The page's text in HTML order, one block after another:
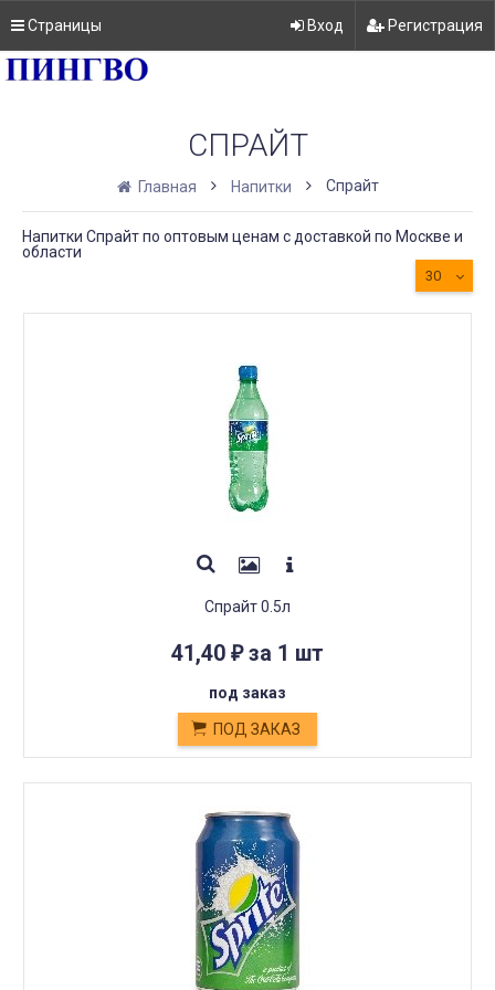
Страницы Вход Регистрация
СПРАЙТ
Главная Напитки Спрайт
Напитки Спрайт по оптовым ценам с доставкой по Москве и
области
30
Спрайт 0.5л
41,40 ₽за 1 шт
под заказ
ПОД ЗАКАЗ